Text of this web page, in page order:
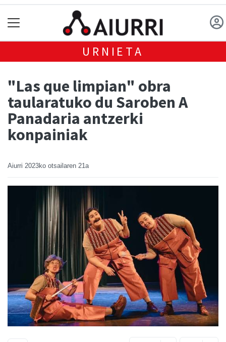
URNIETA
"Las que limpian" obra
taularatuko du Saroben A
Panadaria antzerki
konpainiak
Aiurri 2023ko otsailaren 21a